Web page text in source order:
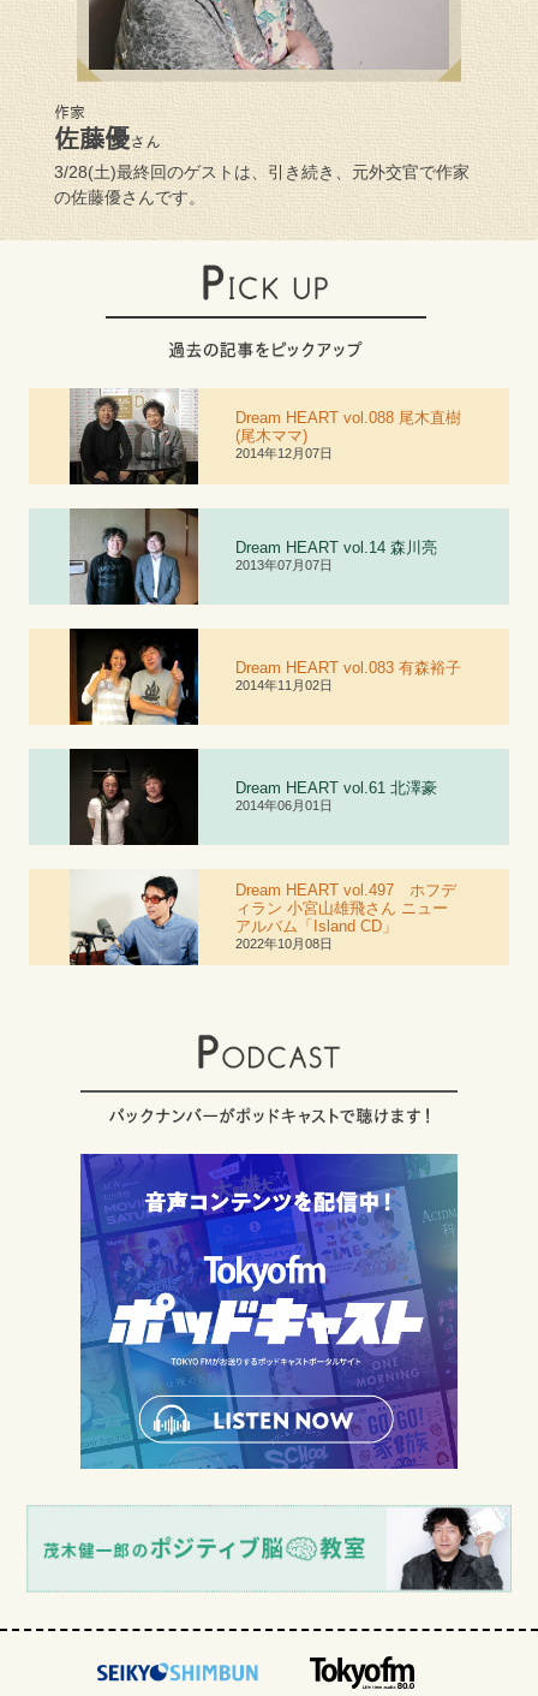
作家
佐藤優さん
3/28(土)最終回のゲストは、引き続き、元外交官で作家
の佐藤優さんです。
Dream HEART vol.088 尾木直樹
(尾木ママ)
2014年12月07日
Dream HEART vol.14 森川亮
2013年07月07日
Dream HEART vol.083 有森裕子
2014年11月02日
Dream HEART vol.61北澤豪
2014年06月01日
Dream HEART vol.497 ホフデ
ィラン 小宮山雄飛さん ニュー
アルバム「Island CD」
2022年10月08日